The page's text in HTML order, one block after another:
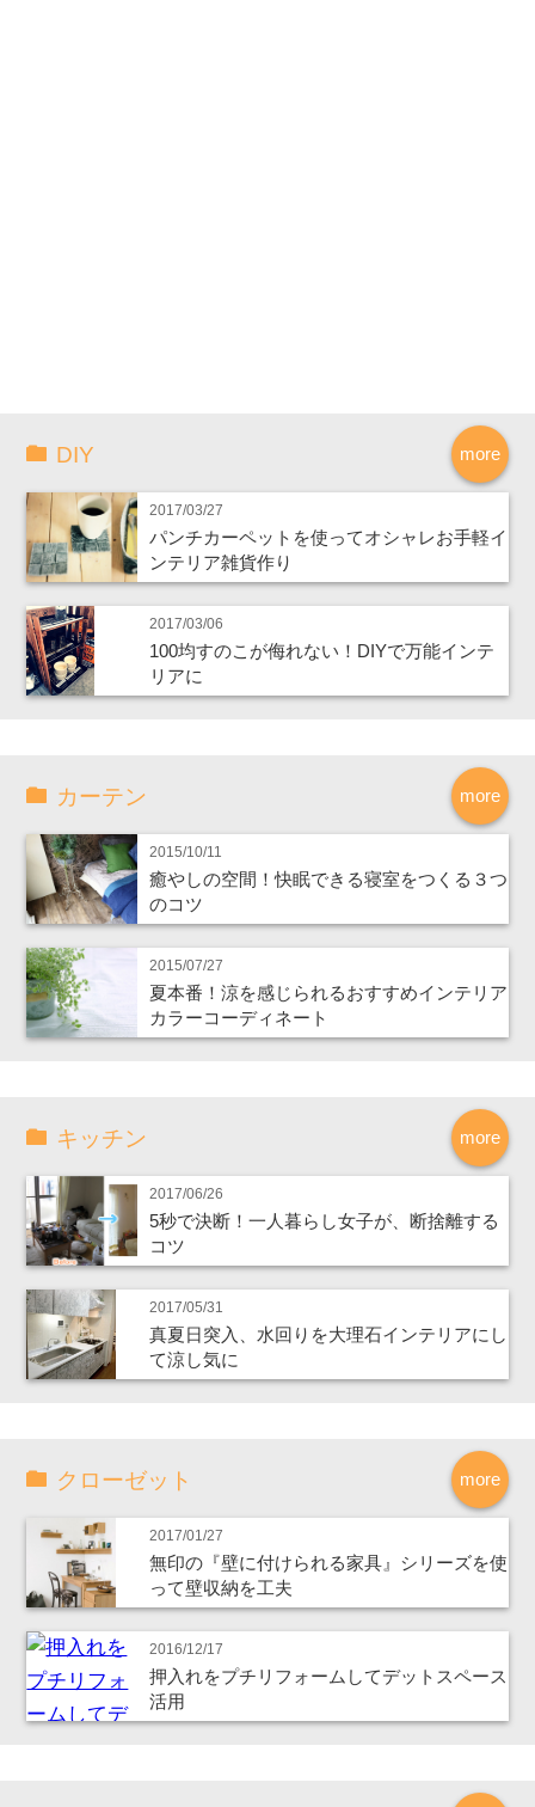
more
DIY
2017/03/27
パンチカーペットを使ってオシャレお手軽イ
ンテリア雑貨作り
2017/03/06
100均すのこが侮れない！DIYで万能インテ
リアに
more
カーテン
2015/10/11
癒やしの空間！快眠できる寝室をつくる３つ
のコツ
2015/07/27
夏本番！涼を感じられるおすすめインテリア
カラーコーディネート
more
キッチン
2017/06/26
5秒で決断！一人暮らし女子が、断捨離する
コツ
2017/05/31
真夏日突入、水回りを大理石インテリアにし
て涼し気に
more
クローゼット
2017/01/27
無印の『壁に付けられる家具』シリーズを使
って壁収納を工夫
2016/12/17
押入れをプチリフォームしてデットスペース
活用